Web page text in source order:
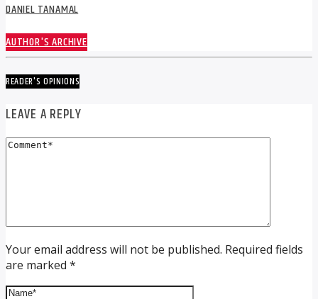
DANIEL TANAMAL
AUTHOR'S ARCHIVE
READER'S OPINIONS
LEAVE A REPLY
Your email address will not be published. Required fields
are marked *